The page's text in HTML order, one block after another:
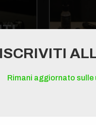
ISCRIVITI
Rimani aggiornato